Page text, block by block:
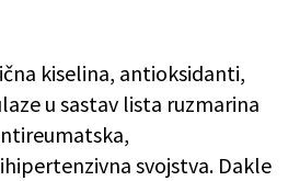
kiselina, antioksidanti,
u sastav lista ruzmarina
svojstva. Dakle